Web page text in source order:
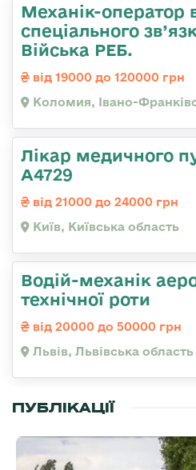
Механік-оператор
спеціального
Війська РЕБ.
від 19000 до 120000 грн
Коломия, Івано-
Лікар медичного
А4729
від 21000 до 24000 грн
Київ, Київська область
Водій-механік
технічної роти
від 20000 до 50000 грн
Львів, Львівська область
ПУБЛІКАЦІЇ